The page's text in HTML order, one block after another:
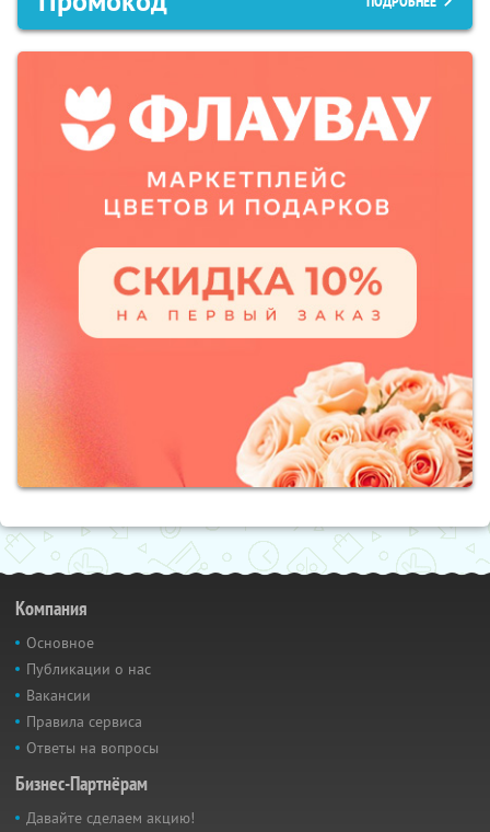
Компания
Основное
Публикации о нас
Вакансии
Правила сервиса
Ответы на вопросы
Бизнес-Партнёрам
Давайте сделаем акцию!